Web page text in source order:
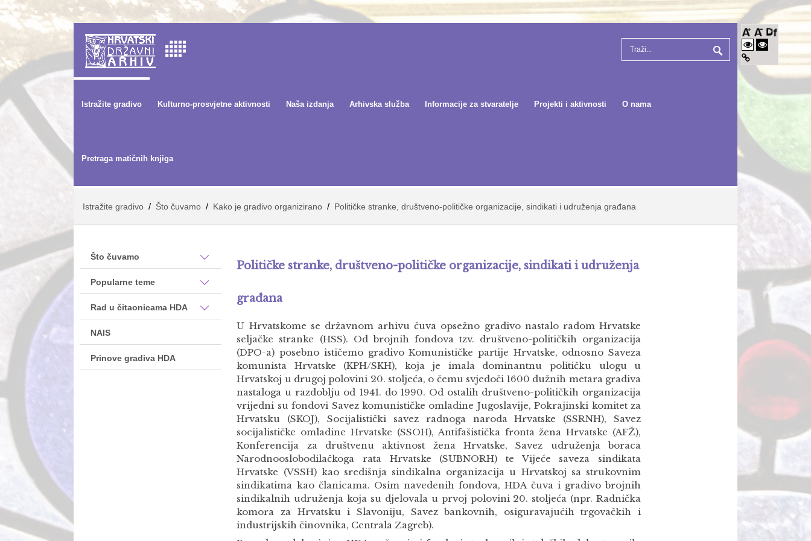
Istražite gradivo Kulturno-prosvjetne aktivnosti Naša izdanja Arhivska služba Informacije za stvaratelje Projekti i aktivnosti O nama
Pretraga matičnih knjiga
Istražite gradivo / Što čuvamo / Kako je gradivo organizirano / Političke stranke, društveno-političke organizacije, sindikati i udruženja građana
Što čuvamo
Popularne teme
Rad u čitaonicama HDA
NAIS
Prinove gradiva HDA
Političke stranke, društveno-političke organizacije, sindikati i udruženja
građana
U Hrvatskome se državnom arhivu čuva opsežno gradivo nastalo radom Hrvatske
seljačke stranke (HSS). Od brojnih fondova tzv. društveno-političkih organizacija
(DPO-a) posebno ističemo gradivo Komunističke partije Hrvatske, odnosno Saveza
komunista Hrvatske (KPH/SKH), koja je imala dominantnu političku ulogu u
Hrvatskoj u drugoj polovini 20. stoljeća, o čemu svjedoči 1600 dužnih metara gradiva
nastaloga u razdoblju od 1941. do 1990. Od ostalih društveno-političkih organizacija
vrijedni su fondovi Savez komunističke omladine Jugoslavije, Pokrajinski komitet za
Hrvatsku (SKOJ), Socijalistički savez radnoga naroda Hrvatske (SSRNH), Savez
socijalističke omladine Hrvatske (SSOH), Antifašistička fronta žena Hrvatske (AFŽ),
Konferencija za društvenu aktivnost žena Hrvatske, Savez udruženja boraca
Narodnooslobodilačkoga rata Hrvatske (SUBNORH) te Vijeće saveza sindikata
Hrvatske (VSSH) kao središnja sindikalna organizacija u Hrvatskoj sa strukovnim
sindikatima kao članicama. Osim navedenih fondova, HDA čuva i gradivo brojnih
sindikalnih udruženja koja su djelovala u prvoj polovini 20. stoljeća (npr. Radnička
komora za Hrvatsku i Slavoniju, Savez bankovnih, osiguravajućih trgovačkih i
industrijskih činovnika, Centrala Zagreb).